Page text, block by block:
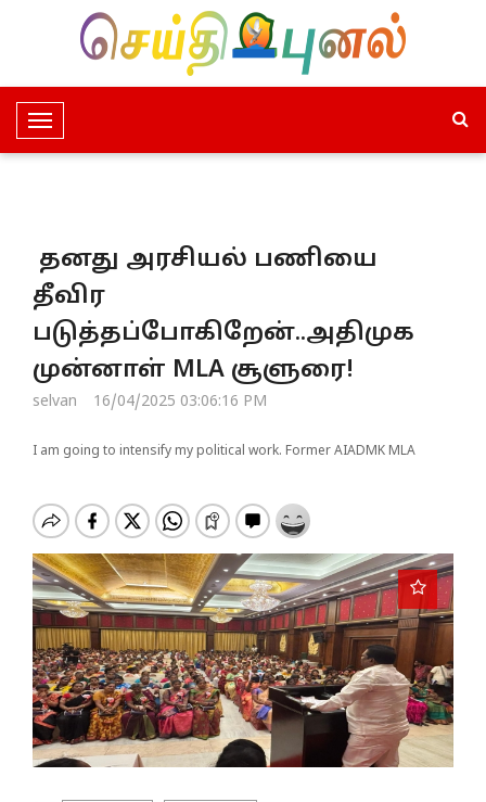
T
o
e
N
a
g
a
n
தனது அரசியல் பணியை
தீவிர
படுத்தப்போகிறேன்..அதிமுக
முன்னாள் MLA சூளுரை!
selvan 16/04/2025 03:06:16 PM
I am going to intensify my political work. Former AIADMK MLA